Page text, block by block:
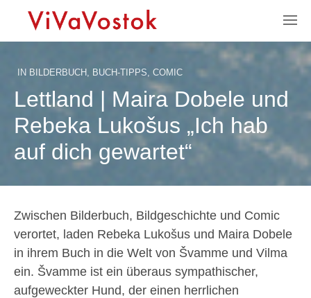
IN BILDERBUCH , BUCH-TIPPS, COMIC
Lettland | Maira Dobele und
Rebeka Lukošus „Ich hab
auf dich gewartet“
Zwischen Bilderbuch, Bildgeschichte und Comic
verortet, laden Rebeka Lukošus und Maira Dobele
in ihrem Buch in die Welt von Švamme und Vilma
ein. Švamme ist ein überaus sympathischer,
aufgeweckter Hund, der einen herrlichen